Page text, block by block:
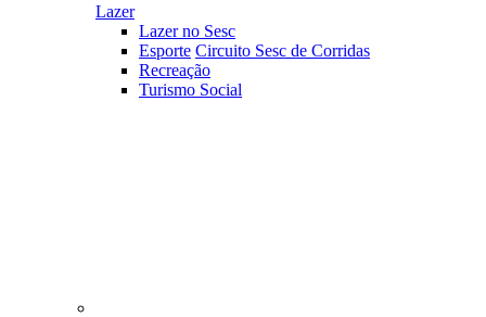
Lazer
Lazer no Sesc
Esporte Circuito Sesc de Corridas
Recreação
Turismo Social